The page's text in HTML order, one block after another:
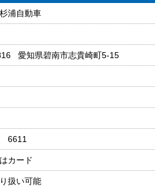
浦自動車
愛知県碧南市志貴崎町5-15
6611
カード
扱い可能